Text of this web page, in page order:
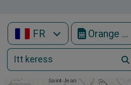
FR Orange Mobile